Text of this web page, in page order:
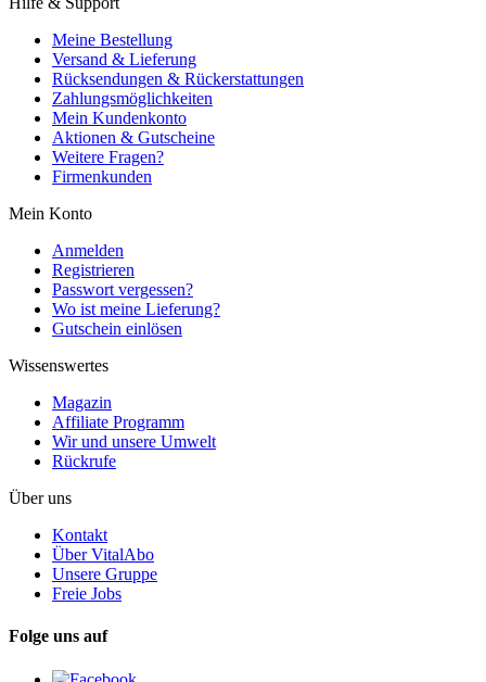
Meine Bestellung
Versand & Lieferung
Rücksendungen & Rückerstattungen
Zahlungsmöglichkeiten
Mein Kundenkonto
Aktionen & Gutscheine
Weitere Fragen?
Firmenkunden
Mein Konto
Anmelden
Registrieren
Passwort vergessen?
Wo ist meine Lieferung?
Gutschein einlösen
Wissenswertes
Magazin
Affiliate Programm
Wir und unsere Umwelt
Rückrufe
Über uns
Kontakt
Über VitalAbo
Unsere Gruppe
Freie Jobs
Folge uns auf